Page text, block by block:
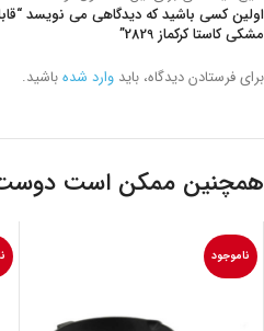
مشکی کاستا کرکماز 2829”
برای فرستادن دیدگاه، باید وارد شدهباشید.
همچنین ممکن است دوست
ناموجود